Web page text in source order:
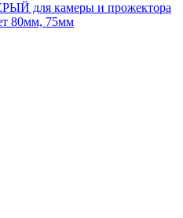
для камеры и прожектора
80мм, 75мм